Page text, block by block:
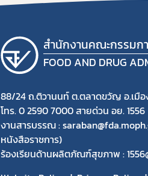
สำนักงานคณะกรรมกา
FOOD AND DRUG
88/24 ถ.ติวานนท์ ต.ตลาดขวัญ อ.เมื
โทร. 0 2590 7000 สายด่วน อย. 1556
งานสารบรรณ :
หนังสือราชการ)
ร้องเรียนด้านผลิตภัณฑ์สุขภาพ :